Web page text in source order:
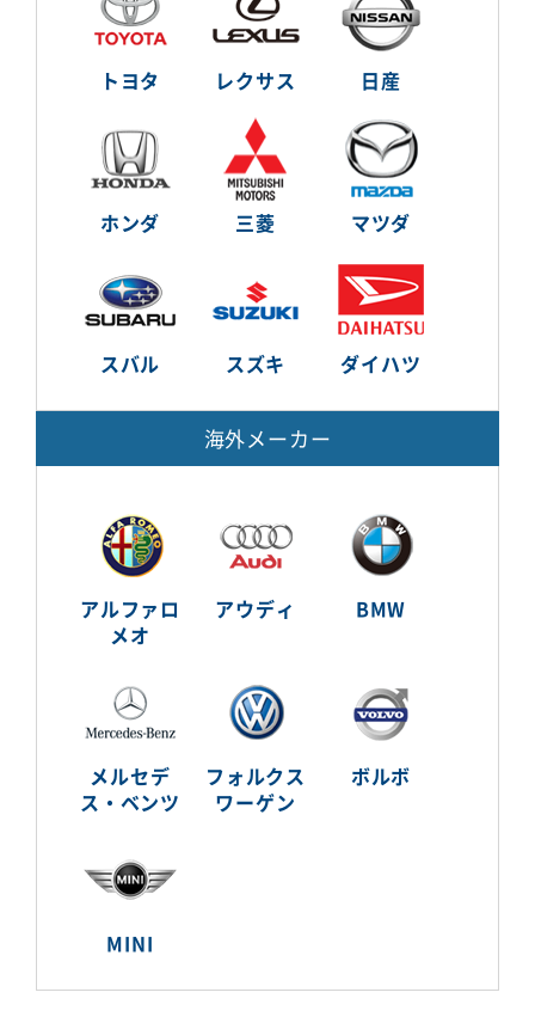
トヨタ レクサス 日産
ホンダ 三菱 マツダ
スバル スズキ ダイハツ
海外メーカー
アルファロ
メオ
アウディ BMW
メルセデ
ス・ベンツ
フォルクス
ワーゲン
ボルボ
MINI